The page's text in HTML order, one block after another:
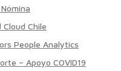
Chile
People Analytics
– Apoyo COVID19